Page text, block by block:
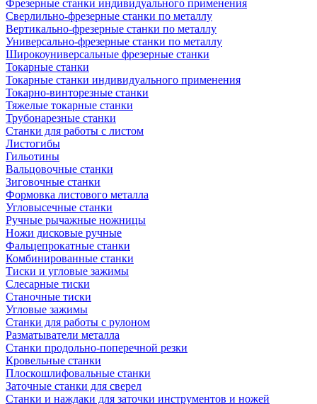
Фрезерные станки индивидуального применения
Сверлильно-фрезерные станки по металлу
Вертикально-фрезерные станки по металлу
Универсально-фрезерные станки по металлу
Широкоуниверсальные фрезерные станки
Токарные станки
Токарные станки индивидуального применения
Токарно-винторезные станки
Тяжелые токарные станки
Трубонарезные станки
Станки для работы с листом
Листогибы
Гильотины
Вальцовочные станки
Зиговочные станки
Формовка листового металла
Угловысечные станки
Ручные рычажные ножницы
Ножи дисковые ручные
Фальцепрокатные станки
Комбинированные станки
Тиски и угловые зажимы
Слесарные тиски
Станочные тиски
Угловые зажимы
Станки для работы с рулоном
Разматыватели металла
Станки продольно-поперечной резки
Кровельные станки
Плоскошлифовальные станки
Заточные станки для сверел
Станки и наждаки для заточки инструментов и ножей